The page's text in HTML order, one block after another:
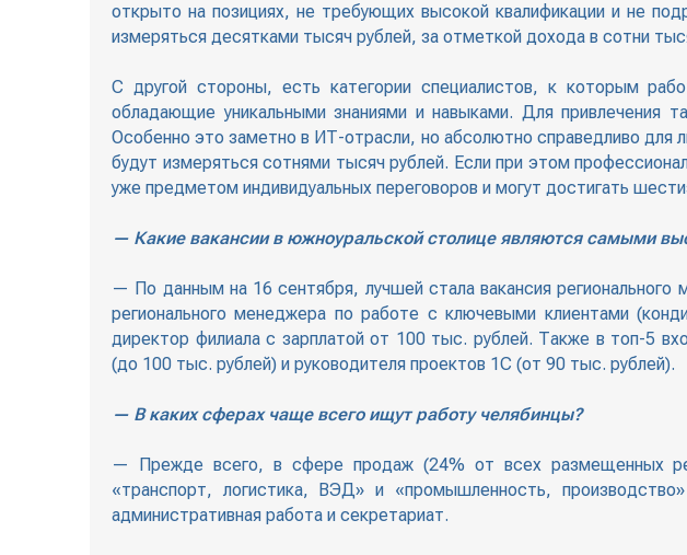
открыто на позициях, не требующих высокой квалификации и не
измеряться десятками тысяч рублей, за отметкой дохода в сотни
С другой стороны, есть категории специалистов, к которым
обладающие уникальными знаниями и навыками. Для привлечения
Особенно это заметно в ИТ-отрасли, но абсолютно справедливо
будут измеряться сотнями тысяч рублей. Если при этом
уже предметом индивидуальных переговоров и могут достигать
— Какие вакансии в южноуральской столице являются самыми
— По данным на 16 сентября, лучшей стала вакансия
регионального менеджера по работе с ключевыми клиентами
директор филиала с зарплатой от 100 тыс. рублей. Также в топ-5
(до 100 тыс. рублей) и руководителя проектов 1С (от 90 тыс. рублей).
— В каких сферах чаще всего ищут работу челябинцы?
— Прежде всего, в сфере продаж (24% от всех размещенных
«транспорт, логистика, ВЭД» и «промышленность,
административная работа и секретариат.